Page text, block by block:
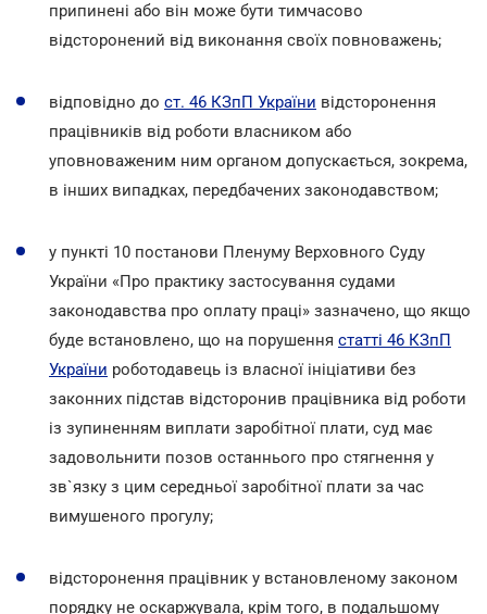
припинені або він може бути тимчасово
відсторонений від виконання своїх повноважень;
відповідно до ст. 46 КЗпП України відсторонення
працівників від роботи власником або
уповноваженим ним органом допускається, зокрема,
в інших випадках, передбачених законодавством;
у пункті 10 постанови Пленуму Верховного Суду
України «Про практику застосування судами
законодавства про оплату праці» зазначено, що якщо
буде встановлено, що на порушення статті 46 КЗпП
України роботодавець із власної ініціативи без
законних підстав відсторонив працівника від роботи
із зупиненням виплати заробітної плати, суд має
задовольнити позов останнього про стягнення у
зв`язку з цим середньої заробітної плати за час
вимушеного прогулу;
відсторонення працівник у встановленому законом
порядку не оскаржувала, крім того, в подальшому